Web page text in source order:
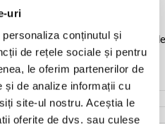
uri
conținutul și
de rețele sociale și pentru
le oferim partenerilor de
și de analize informații cu
site-ul nostru. Aceștia le
oferite de dvs. sau culese
de alte materiale. Evitati
Dupa fiecare purtare este
curata pentru a evita depunerea de